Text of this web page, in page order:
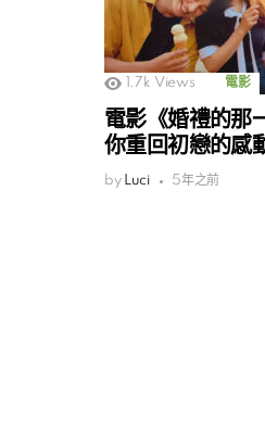
1.7k Views 電影
電影《婚禮的那
你重回初戀的感
by Luci 5年之前